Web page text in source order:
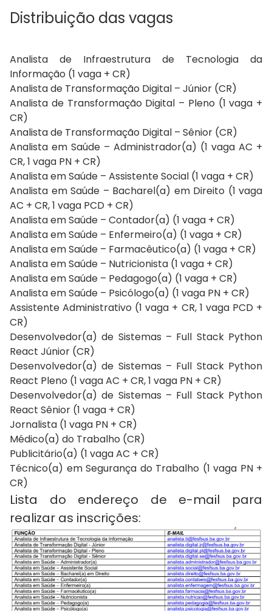
Distribuição das vagas
Analista de Infraestrutura de Tecnologia da
Informação (1 vaga + CR)
Analista de Transformação Digital – Júnior (CR)
Analista de Transformação Digital – Pleno (1 vaga +
CR)
Analista de Transformação Digital – Sênior (CR)
Analista em Saúde – Administrador(a) (1 vaga AC +
CR, 1 vaga PN + CR)
Analista em Saúde – Assistente Social (1 vaga + CR)
Analista em Saúde – Bacharel(a) em Direito (1 vaga
AC + CR, 1 vaga PCD + CR)
Analista em Saúde – Contador(a) (1 vaga + CR)
Analista em Saúde – Enfermeiro(a) (1 vaga + CR)
Analista em Saúde – Farmacêutico(a) (1 vaga + CR)
Analista em Saúde – Nutricionista (1 vaga + CR)
Analista em Saúde – Pedagogo(a) (1 vaga + CR)
Analista em Saúde – Psicólogo(a) (1 vaga PN + CR)
Assistente Administrativo (1 vaga + CR, 1 vaga PCD +
CR)
Desenvolvedor(a) de Sistemas – Full Stack Python
React Júnior (CR)
Desenvolvedor(a) de Sistemas – Full Stack Python
React Pleno (1 vaga AC + CR, 1 vaga PN + CR)
Desenvolvedor(a) de Sistemas – Full Stack Python
React Sênior (1 vaga + CR)
Jornalista (1 vaga PN + CR)
Médico(a) do Trabalho (CR)
Publicitário(a) (1 vaga AC + CR)
Técnico(a) em Segurança do Trabalho (1 vaga PN +
CR)
Lista do endereço de e-mail para
realizar as inscrições: